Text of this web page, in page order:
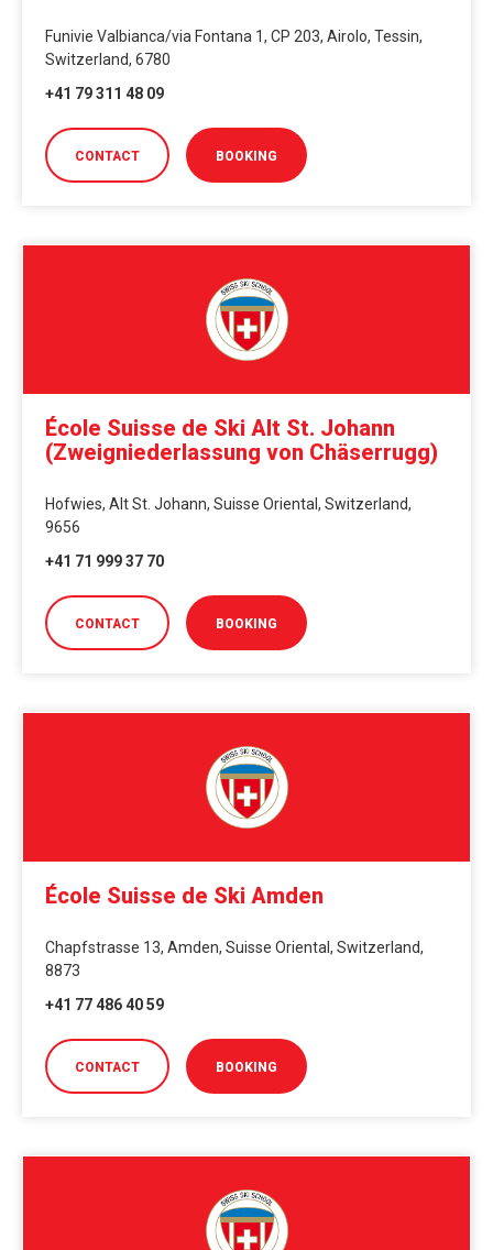
Funivie Valbianca/via Fontana 1, CP 203, Airolo, Tessin,
Switzerland, 6780
+41 79 311 48 09
CONTACT BOOKING
École Suisse de Ski Alt St. Johann
(Zweigniederlassung von Chäserrugg)
Hofwies, Alt St. Johann, Suisse Oriental, Switzerland,
9656
+41 71 999 37 70
CONTACT BOOKING
École Suisse de Ski Amden
Chapfstrasse 13, Amden, Suisse Oriental, Switzerland,
8873
+41 77 486 40 59
CONTACT BOOKING